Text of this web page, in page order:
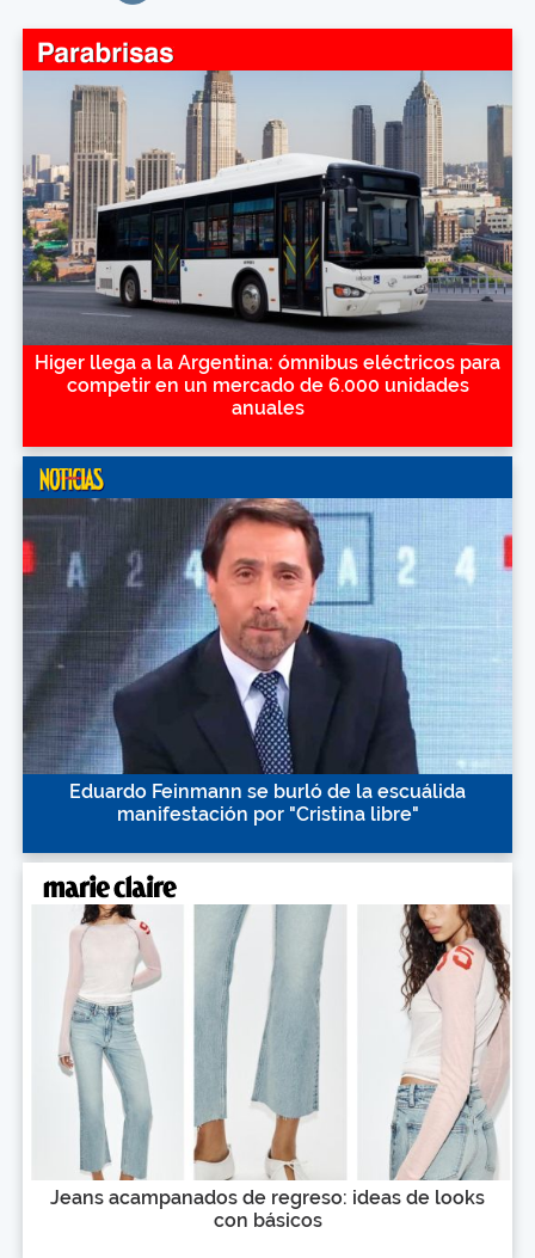
Higer llega a la Argentina: ómnibus eléctricos para
competir en un mercado de 6.000 unidades
anuales
Eduardo Feinmann se burló de la escuálida
manifestación por "Cristina libre"
Jeans acampanados de regreso: ideas de looks
con básicos